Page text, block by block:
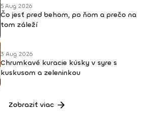
5 Aug 2026
Čo jesť pred behom, po ňom a prečo na
tom záleží
3 Aug 2026
Chrumkavé kuracie kúsky v syre s
kuskusom a zeleninkou
Zobraziť viac